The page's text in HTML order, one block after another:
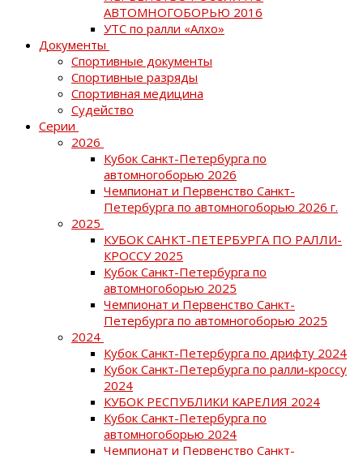
АВТОМНОГОБОРЬЮ 2016
УТС по ралли «Алхо»
Документы
Спортивные документы
Спортивные разряды
Спортивная медицина
Судейство
Серии
2026
Кубок Санкт-Петербурга по
автомногоборью 2026
Чемпионат и Первенство Санкт-
Петербурга по автомногоборью 2026 г.
2025
КУБОК САНКТ-ПЕТЕРБУРГА ПО РАЛЛИ-
КРОССУ 2025
Кубок Санкт-Петербурга по
автомногоборью 2025
Чемпионат и Первенство Санкт-
Петербурга по автомногоборью 2025
2024
Кубок Санкт-Петербурга по дрифту 2024
Кубок Санкт-Петербурга по ралли-кроссу
2024
КУБОК РЕСПУБЛИКИ КАРЕЛИЯ 2024
Кубок Санкт-Петербурга по
автомногоборью 2024
Чемпионат и Первенство Санкт-